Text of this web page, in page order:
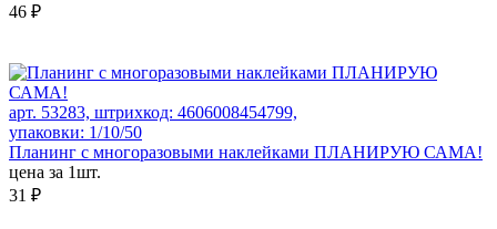
46 ₽
арт. 53283, штрихкод: 4606008454799,
упаковки: 1/10/50
Планинг с многоразовыми наклейками ПЛАНИРУЮ САМА!
цена за 1шт.
31 ₽